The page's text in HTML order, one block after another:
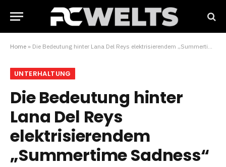
Home » Die Bedeutung hinter Lana Del Reys elektrisierendem „Summertime Sadness“
UNTERHALTUNG
Die Bedeutung hinter
Lana Del Reys
elektrisierendem
„Summertime Sadness“